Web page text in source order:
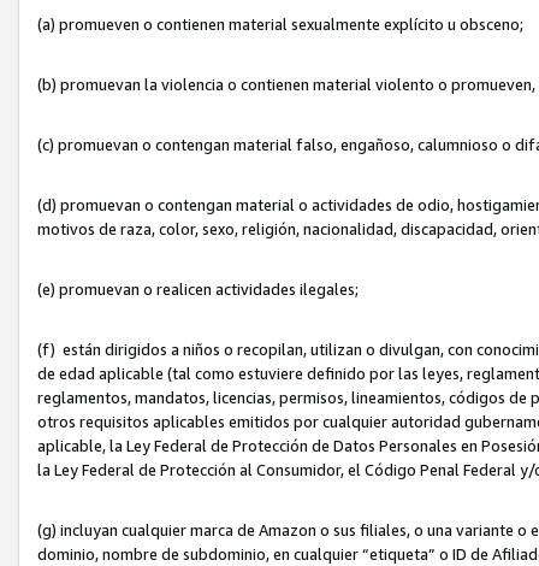
(a) promueven o contienen material sexualmente explícito u obsceno;
(b) promuevan la violencia o contienen material violento o
(c) promuevan o contengan material falso, engañoso, calumnioso o
(d) promuevan o contengan material o actividades de odio,
motivos de raza, color, sexo, religión, nacionalidad, discapacidad,
(e) promuevan o realicen actividades ilegales;
(f) están dirigidos a niños o recopilan, utilizan o divulgan, con
de edad aplicable (tal como estuviere definido por las leyes,
reglamentos, mandatos, licencias, permisos, lineamientos, códigos
otros requisitos aplicables emitidos por cualquier autoridad
aplicable, la Ley Federal de Protección de Datos Personales en
la Ley Federal de Protección al Consumidor, el Código Penal Federal
(g) incluyan cualquier marca de Amazon o sus filiales, o una variante
dominio, nombre de subdominio, en cualquier “etiqueta” o ID de